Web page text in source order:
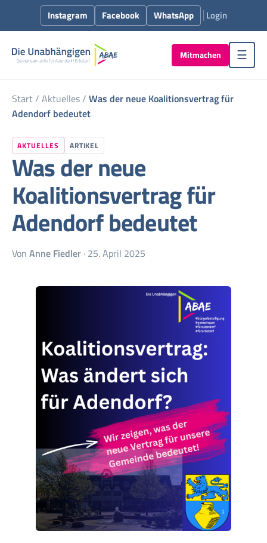
Instagram Facebook WhatsApp Login
Mitmachen ☰
Start/ Aktuelles/ Was der neue Koalitionsvertrag für
Adendorf bedeutet
AKTUELLES ARTIKEL
Was der neue
Koalitionsvertrag für
Adendorf bedeutet
Von Anne Fiedler · 25. April 2025